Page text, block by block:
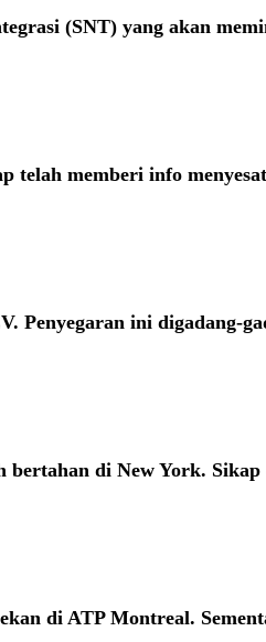
(SNT) yang akan
telah memberi info
Penyegaran ini digadang-
di New York.
di ATP Montreal.